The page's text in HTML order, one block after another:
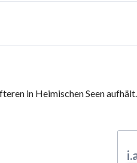
in Heimischen Seen